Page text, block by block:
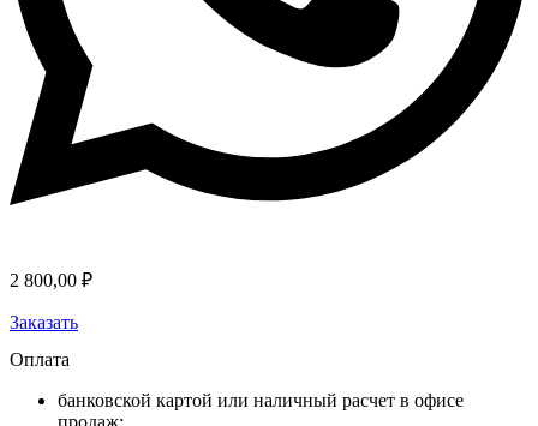
2 800,00 ₽
Заказать
Оплата
банковской картой или наличный расчет в офисе
продаж;